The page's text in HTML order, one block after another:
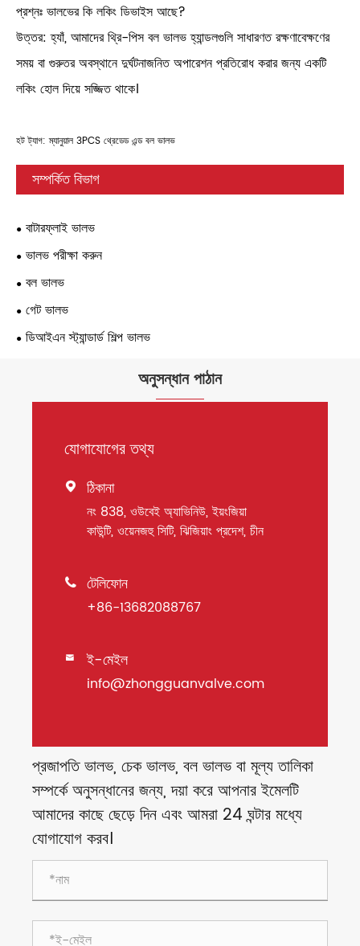
প্রশ্নঃ ভালভের কি লকিং ডিভাইস আছে?
উত্তর: হ্যাঁ, আমাদের থ্রি-পিস বল ভালভ হ্যান্ডলগুলি সাধারণত রক্ষণাবেক্ষণের
সময় বা গুরুতর অবস্থানে দুর্ঘটনাজনিত অপারেশন প্রতিরোধ করার জন্য একটি
লকিং হোল দিয়ে সজ্জিত থাকে।
হট ট্যাগ: ম্যানুয়াল 3PCS থ্রেডেড এন্ড বল ভালভ
সম্পর্কিত বিভাগ
বাটারফ্লাই ভালভ
ভালভ পরীক্ষা করুন
বল ভালভ
গেট ভালভ
ডিআইএন স্ট্যান্ডার্ড শিল্প ভালভ
অনুসন্ধান পাঠান
যোগাযোগের তথ্য
 ঠিকানা
নং 838, ওউবেই অ্যাভিনিউ, ইয়ংজিয়া
কাউন্টি, ওয়েনজহু সিটি, ঝিজিয়াং প্রদেশ, চীন
 টেলিফোন
+86-13682088767
 ই-মেইল
info@zhongguanvalve.com
প্রজাপতি ভালভ, চেক ভালভ, বল ভালভ বা মূল্য তালিকা
সম্পর্কে অনুসন্ধানের জন্য, দয়া করে আপনার ইমেলটি
আমাদের কাছে ছেড়ে দিন এবং আমরা 24 ঘন্টার মধ্যে
যোগাযোগ করব।